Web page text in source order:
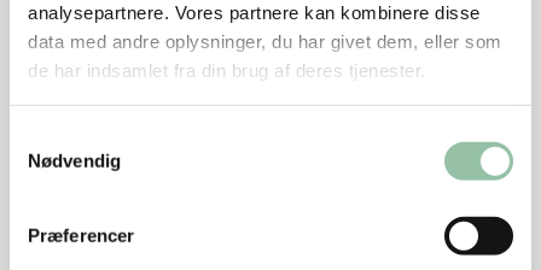
analysepartnere. Vores partnere kan kombinere disse
data med andre oplysninger, du har givet dem, eller som
de har indsamlet fra din brug af deres tjenester.
Nødvendig
Præferencer
Ribbenssteg, fortsat
Ribbensstegen er mør efter ca. 1½ time i ovnen,
skru op på 250 grader, til sværen er sprød.
brændt.